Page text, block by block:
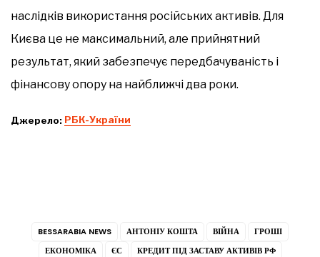
наслідків використання російських активів. Для
Києва це не максимальний, але прийнятний
результат, який забезпечує передбачуваність і
фінансову опору на найближчі два роки.
Джерело: РБК-України
BESSARABIA NEWS АНТОНІУ КОШТА ВІЙНА
ГРОШІ
ЕКОНОМІКА
ЄС
КРЕДИТ ПІД ЗАСТАВУ АКТИВІВ РФ